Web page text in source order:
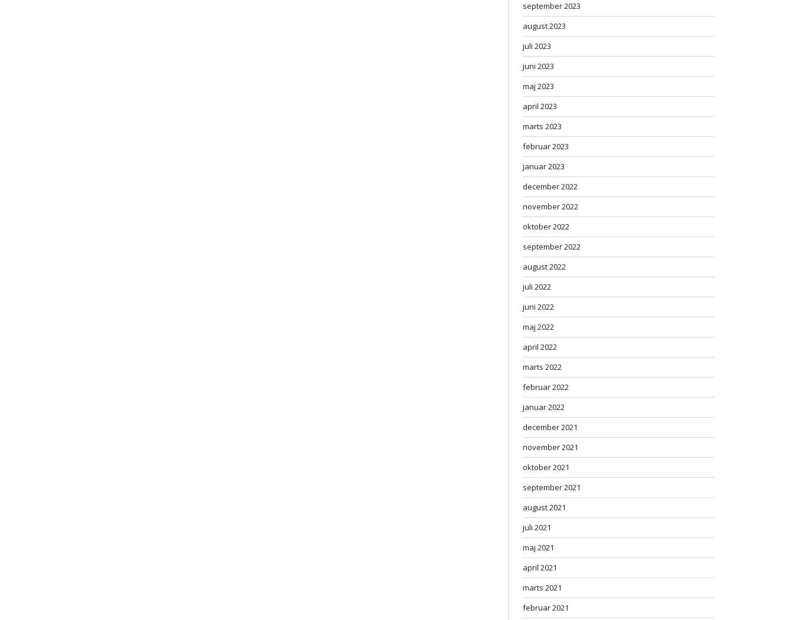
september 2023
august 2023
juli 2023
juni 2023
maj 2023
april 2023
marts 2023
februar 2023
januar 2023
december 2022
november 2022
oktober 2022
september 2022
august 2022
juli 2022
juni 2022
maj 2022
april 2022
marts 2022
februar 2022
januar 2022
december 2021
november 2021
oktober 2021
september 2021
august 2021
juli 2021
maj 2021
april 2021
marts 2021
februar 2021